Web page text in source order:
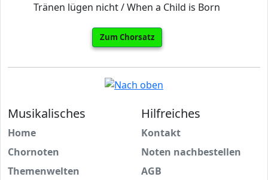
Tränen lügen nicht / When a Child is Born
Zum Chorsatz
Musikalisches
Home
Chornoten
Themenwelten
Hilfreiches
Kontakt
Noten nachbestellen
AGB